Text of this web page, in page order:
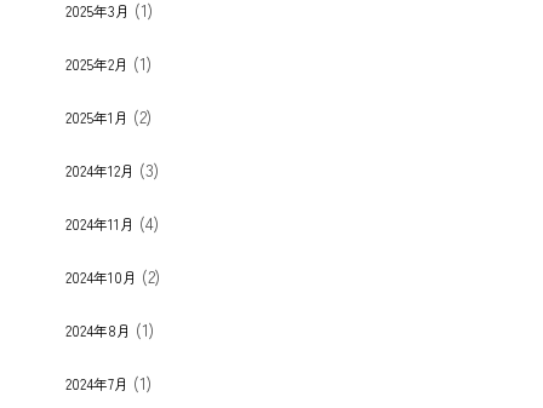
2025年3月 (1)
2025年2月 (1)
2025年1月 (2)
2024年12月 (3)
2024年11月 (4)
2024年10月 (2)
2024年8月 (1)
2024年7月 (1)